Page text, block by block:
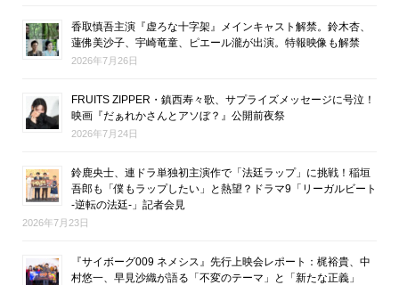
香取慎吾主演『虚ろな十字架』メインキャスト解禁。鈴木杏、
蓮佛美沙子、宇崎竜童、ピエール瀧が出演。特報映像も解禁
2026年7月26日
FRUITS ZIPPER・鎮西寿々歌、サプライズメッセージに号泣！
映画『だぁれかさんとアソぼ？』公開前夜祭
2026年7月24日
鈴鹿央士、連ドラ単独初主演作で「法廷ラップ」に挑戦！稲垣
吾郎も「僕もラップしたい」と熱望？ドラマ9「リーガルビート
-逆転の法廷-」記者会見
2026年7月23日
『サイボーグ009 ネメシス』先行上映会レポート：梶裕貴、中
村悠一、早見沙織が語る「不変のテーマ」と「新たな正義」